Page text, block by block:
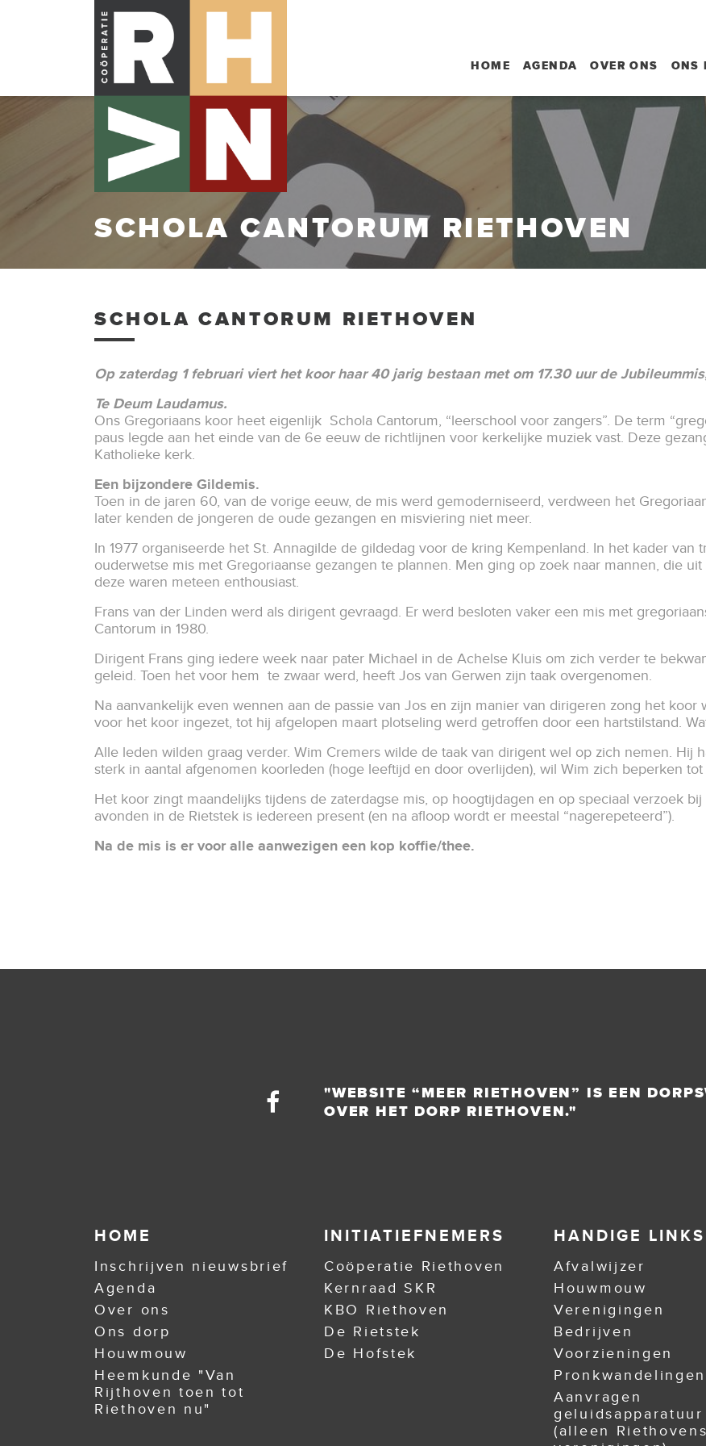
HOME AGENDA OVER ONS ONS
SCHOLA CANTORUM RIETHOVEN
SCHOLA CANTORUM RIETHOVEN
Op zaterdag 1 februari viert het koor haar 40 jarig bestaan met om 17.30 uur de
Te Deum Laudamus.
Ons ​Gregoriaans​ koor heet eigenlijk Schola Cantorum, ​“leerschool voor zangers”. De term
paus legde aan het einde van de 6e eeuw de richtlijnen voor kerkelijke muziek vast. Deze
Katholieke kerk.
Een bijzondere Gildemis.
Toen in de jaren 60, van de vorige eeuw, de mis werd gemoderniseerd, verdween het
later kenden de jongeren de oude gezangen en misviering niet meer.
In 1977 organiseerde het St. Annagilde de gildedag voor de kring Kempenland. In het kader
ouderwetse mis met Gregoriaanse gezangen te plannen. Men ging op zoek naar mannen, die
deze waren meteen enthousiast.
Frans van der Linden werd als dirigent gevraagd. Er werd besloten vaker een mis met
Cantorum in 1980.
Dirigent Frans ging iedere week naar pater Michael in de Achelse Kluis om zich verder te
geleid. Toen het voor hem te zwaar werd, heeft Jos van Gerwen zijn taak overgenomen.
Na aanvankelijk even wennen aan de passie van Jos en zijn manier van dirigeren zong het
voor het koor ingezet, tot hij afgelopen maart plotseling werd getroffen door een hartstilstand.
Alle leden wilden graag verder. Wim Cremers wilde de taak van dirigent wel op zich nemen. Hij
sterk in aantal afgenomen koorleden (hoge leeftijd en door overlijden), wil Wim zich beperken
Het koor zingt maandelijks tijdens de zaterdagse mis, op hoogtijdagen en op speciaal verzoek
avonden in de Rietstek is iedereen present (en na afloop wordt er meestal “nagerepeteerd”).
Na de mis is er voor alle aanwezigen een kop koffie/thee.
"WEBSITE “MEER RIETHOVEN” IS EEN
OVER HET DORP RIETHOVEN."
HOME
Inschrijven nieuwsbrief
Agenda
Over ons
Ons dorp
Houwmouw
Heemkunde "Van
Rijthoven toen tot
Riethoven nu"
INITIATIEFNEMERS
Coöperatie Riethoven
Kernraad SKR
KBO Riethoven
De Rietstek
De Hofstek
HANDIGE LINKS
Afvalwijzer
Houwmouw
Verenigingen
Bedrijven
Voorzieningen
Pronkwandelingen
Aanvragen
geluidsapparatuur
(alleen